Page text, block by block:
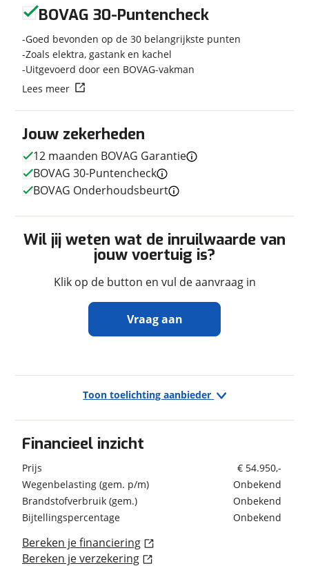
Nieuw of occasion
Occasion
Techniek
Afmetingen en gewicht
Maximaal toelaatbaar
3.500 kg
Verbruik en milieu
Brandstof
Geschiedenis
Financieel inzicht
Prijs
€ 54.950,-
Wegenbelasting (gem. p/m)
Onbekend
Brandstofverbruik (gem.)
Onbekend
Bijtellingspercentage
Onbekend
Bereken je financiering
Bereken je verzekering
Toon toelichting aanbieder
Jouw zekerheden
12 maanden BOVAG Garantie
BOVAG 30-Puntencheck
BOVAG Onderhoudsbeurt
Wil jij weten wat de inruilwaarde van
jouw voertuig is?
Klik op de button en vul de aanvraag in
Vraag aan
Ontvang gratis jouw
Taekema Campers neemt snel contact met je op
Jouw kampeervoertuig
Kies je voertuig:
Camper
Caravan
Vouwwagen
Kenteken
BOVAG 30-Puntencheck
Goed bevonden op de 30 belangrijkste punten
Zoals elektra, gastank en kachel
Uitgevoerd door een BOVAG-vakman
Lees meer